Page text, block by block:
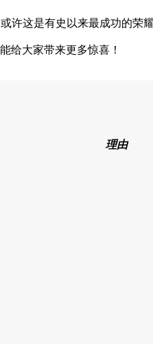
给大家带来更多惊喜！
理由